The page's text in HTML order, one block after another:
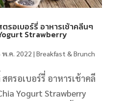
ตรอเบอร์รี่ อาหารเช้าคลีนๆ
Strawberry
พ.ค. 2022 | Breakfast & Brunch
สตรอเบอร์รี่ อาหารเช้าคลี
Yogurt Strawberry